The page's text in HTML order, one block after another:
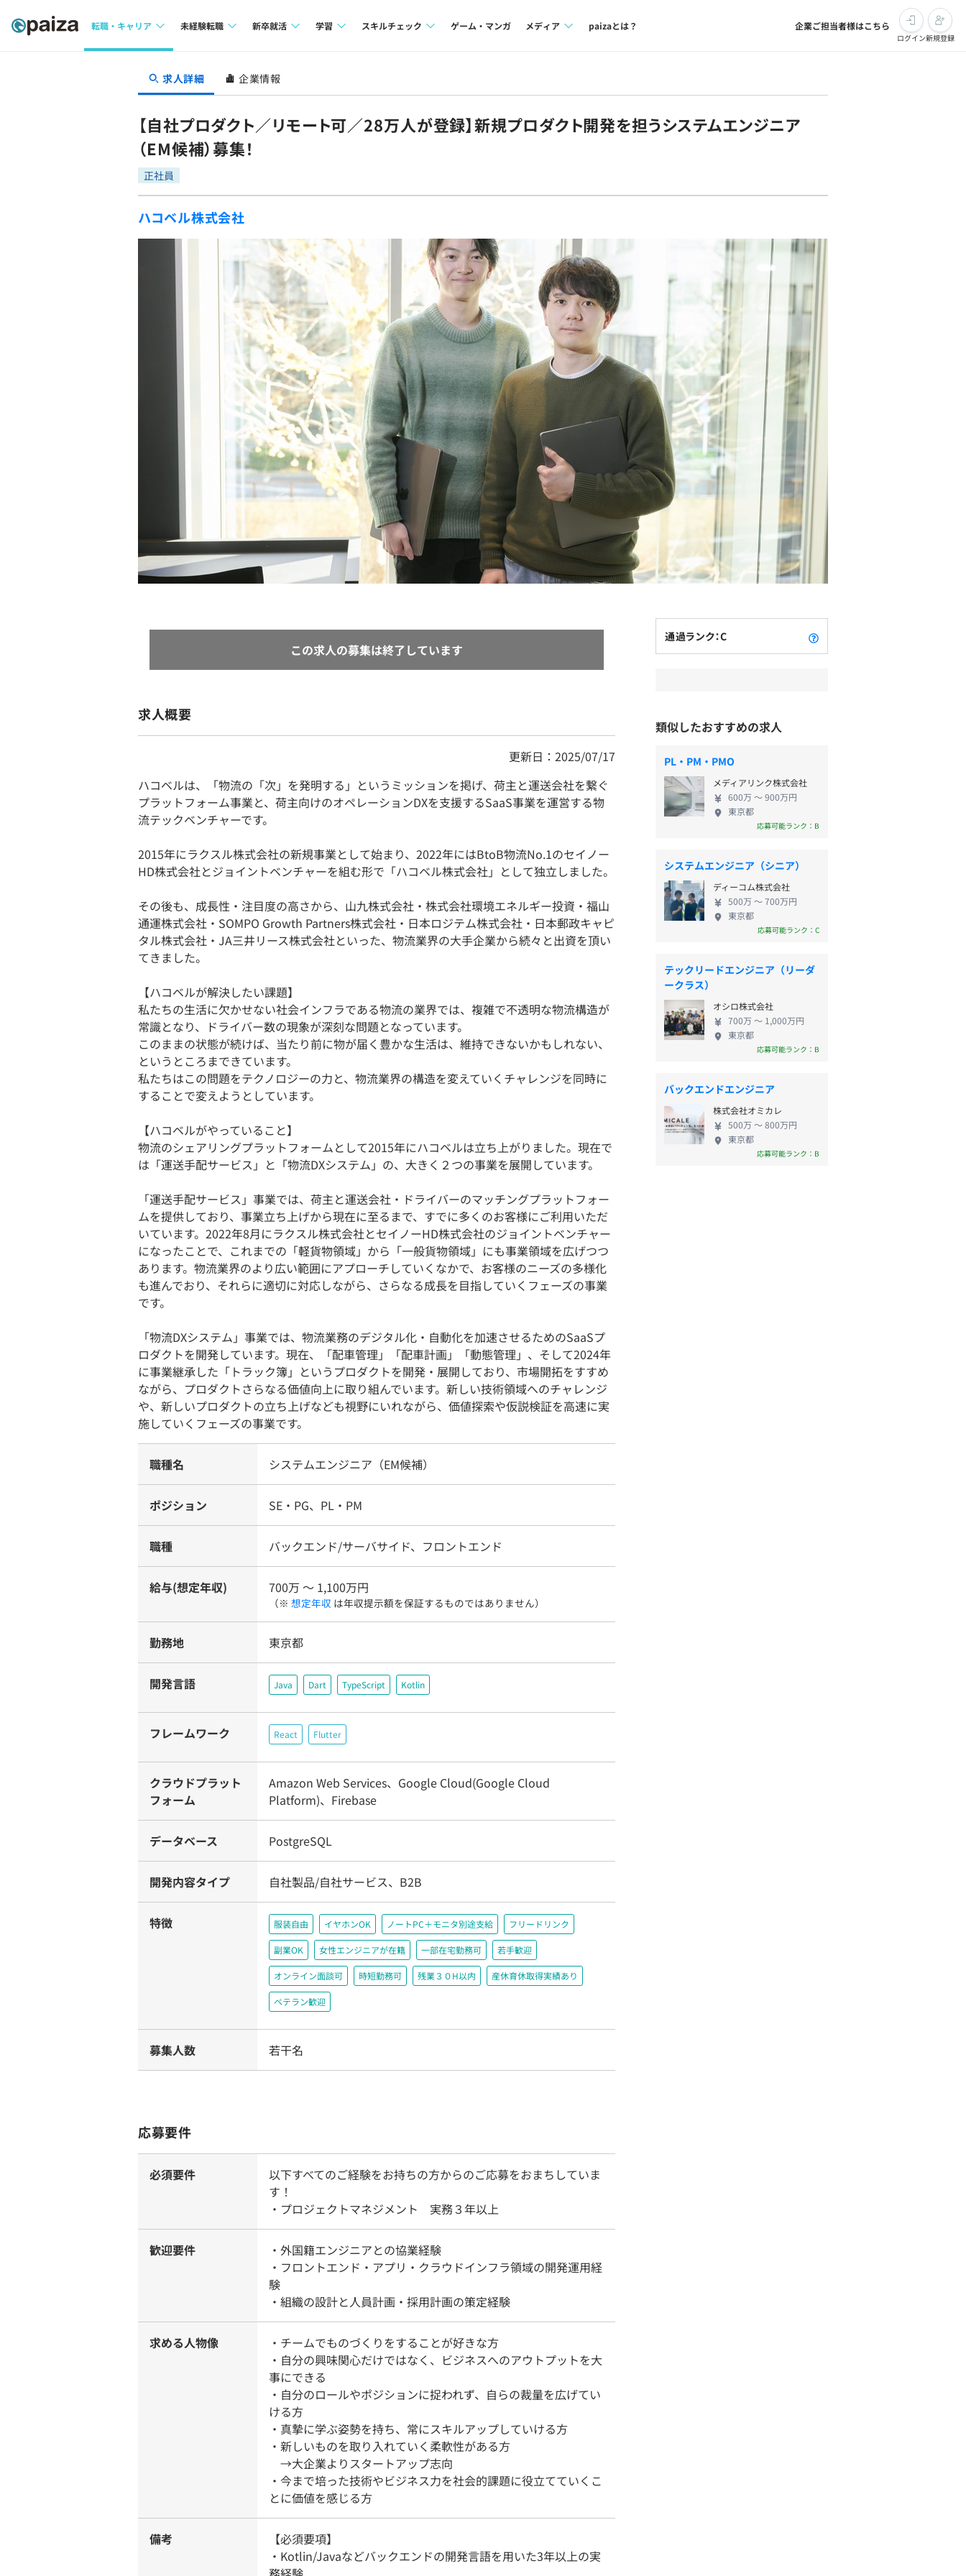
転職・キャリア
転職成功ガイド
未経験転職
求人検索
転職成功ガイド
新卒就活
本選考
インターン
就活成功ガイド
学習
4択課題
リファレンス
個人向けプラン
法人向けプラン
学校向けプラン
契約内容・クーポン
スキルチェック
評価結果一覧
ゲーム・マンガ メディア
note
paizaとは？ 企業ご担当者様はこちら
ログイン新規登録
求人詳細 企業情報
【自社プロダクト／リモート可／28万人が登録】新規プロダクト開発を担うシステムエンジニア
（EM候補）募集！
正社員
ハコベル株式会社
この求人の募集は終了しています
求人概要
更新日：2025/07/17
ハコベルは、「物流の「次」を発明する」というミッションを掲げ、荷主と運送会社を繋ぐ
プラットフォーム事業と、荷主向けのオペレーションDXを支援するSaaS事業を運営する物
流テックベンチャーです。
2015年にラクスル株式会社の新規事業として始まり、2022年にはBtoB物流No.1のセイノー
HD株式会社とジョイントベンチャーを組む形で「ハコベル株式会社」として独立しました。
その後も、成長性・注目度の高さから、山九株式会社・株式会社環境エネルギー投資・福山
通運株式会社・SOMPO Growth Partners株式会社・日本ロジテム株式会社・日本郵政キャピ
タル株式会社・JA三井リース株式会社といった、物流業界の大手企業から続々と出資を頂い
てきました。
【ハコベルが解決したい課題】
私たちの生活に欠かせない社会インフラである物流の業界では、複雑で不透明な物流構造が
常識となり、ドライバー数の現象が深刻な問題となっています。
このままの状態が続けば、当たり前に物が届く豊かな生活は、維持できないかもしれない、
というところまできています。
私たちはこの問題をテクノロジーの力と、物流業界の構造を変えていくチャレンジを同時に
することで変えようとしています。
【ハコベルがやっていること】
物流のシェアリングプラットフォームとして2015年にハコベルは立ち上がりました。現在で
は「運送手配サービス」と「物流DXシステム」の、大きく２つの事業を展開しています。
「運送手配サービス」事業では、荷主と運送会社・ドライバーのマッチングプラットフォー
ムを提供しており、事業立ち上げから現在に至るまで、すでに多くのお客様にご利用いただ
いています。2022年8月にラクスル株式会社とセイノーHD株式会社のジョイントベンチャー
になったことで、これまでの「軽貨物領域」から「一般貨物領域」にも事業領域を広げつつ
あります。物流業界のより広い範囲にアプローチしていくなかで、お客様のニーズの多様化
も進んでおり、それらに適切に対応しながら、さらなる成長を目指していくフェーズの事業
です。
「物流DXシステム」事業では、物流業務のデジタル化・自動化を加速させるためのSaaSプ
ロダクトを開発しています。現在、「配車管理」「配車計画」「動態管理」、そして2024年
に事業継承した「トラック簿」というプロダクトを開発・展開しており、市場開拓をすすめ
ながら、プロダクトさらなる価値向上に取り組んでいます。新しい技術領域へのチャレンジ
や、新しいプロダクトの立ち上げなども視野にいれながら、価値探索や仮説検証を高速に実
施していくフェーズの事業です。
職種名 システムエンジニア（EM候補）
ポジション SE・PG、PL・PM
職種 バックエンド/サーバサイド、フロントエンド
給与(想定年収) 700万 〜 1,100万円
（※ 想定年収 は年収提示額を保証するものではありません）
勤務地 東京都
開発言語 Java Dart TypeScript Kotlin
フレームワーク React Flutter
クラウドプラット
フォーム
Amazon Web Services、Google Cloud(Google Cloud
Platform)、Firebase
データベース PostgreSQL
開発内容タイプ 自社製品/自社サービス、B2B
特徴 服装自由 イヤホンOK ノートPC＋モニタ別途支給 フリードリンク
副業OK 女性エンジニアが在籍 一部在宅勤務可 若手歓迎
オンライン面談可 時短勤務可 残業３０H以内 産休育休取得実績あり
ベテラン歓迎
募集人数 若干名
応募要件
必須要件
以下すべてのご経験をお持ちの方からのご応募をおまちしていま
す！
・プロジェクトマネジメント 実務３年以上
歓迎要件
・外国籍エンジニアとの協業経験
・フロントエンド・アプリ・クラウドインフラ領域の開発運用経
験
・組織の設計と人員計画・採用計画の策定経験
求める人物像
・チームでものづくりをすることが好きな方
・自分の興味関心だけではなく、ビジネスへのアウトプットを大
事にできる
・自分のロールやポジションに捉われず、自らの裁量を広げてい
ける方
・真摯に学ぶ姿勢を持ち、常にスキルアップしていける方
・新しいものを取り入れていく柔軟性がある方
→大企業よりスタートアップ志向
・今まで培った技術やビジネス力を社会的課題に役立てていくこ
とに価値を感じる方
備考
【必須要項】
・Kotlin/Javaなどバックエンドの開発言語を用いた3年以上の実
通過ランク：C
類似したおすすめの求人
PL・PM・PMO
メディアリンク株式会社
600万 〜 900万円
東京都
応募可能ランク：B
システムエンジニア（シニア）
ディーコム株式会社
500万 〜 700万円
東京都
応募可能ランク：C
テックリードエンジニア（リーダ
ークラス）
オシロ株式会社
700万 〜 1,000万円
東京都
応募可能ランク：B
バックエンドエンジニア
株式会社オミカレ
500万 〜 800万円
東京都
応募可能ランク：B